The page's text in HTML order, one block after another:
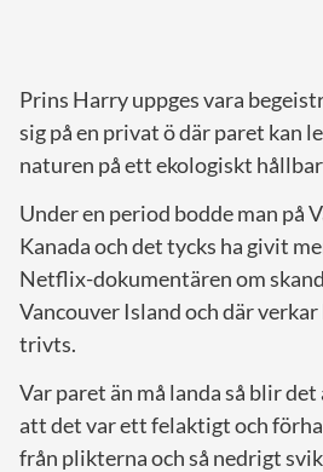
Prins Harry uppges vara
sig på en privat ö där paret kan
naturen på ett ekologiskt
Under en period bodde man på
Kanada och det tycks ha givit
Netflix-dokumentären om
Vancouver Island och där
trivts.
Var paret än må landa så blir
att det var ett felaktigt och
från plikterna och så nedrigt